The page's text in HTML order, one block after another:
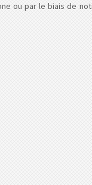
ou par le biais de